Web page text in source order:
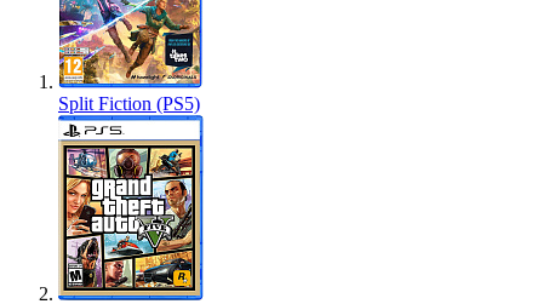
Split Fiction (PS5)